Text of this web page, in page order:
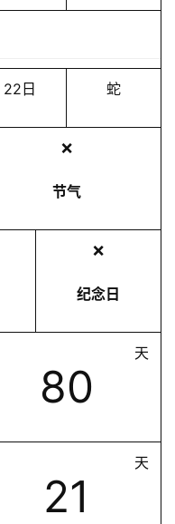
22日 蛇
❌
节气
❌
纪念日
80
天
21
天